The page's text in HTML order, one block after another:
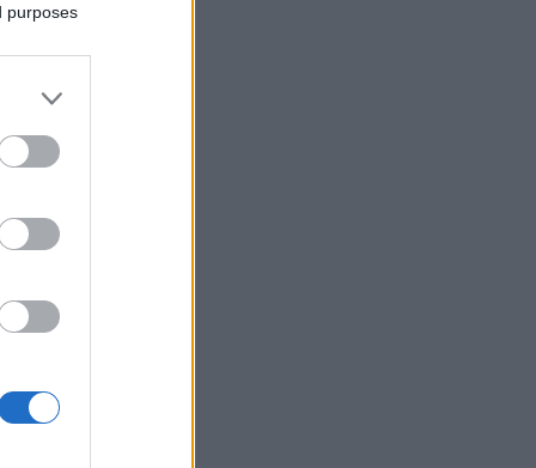
purposes